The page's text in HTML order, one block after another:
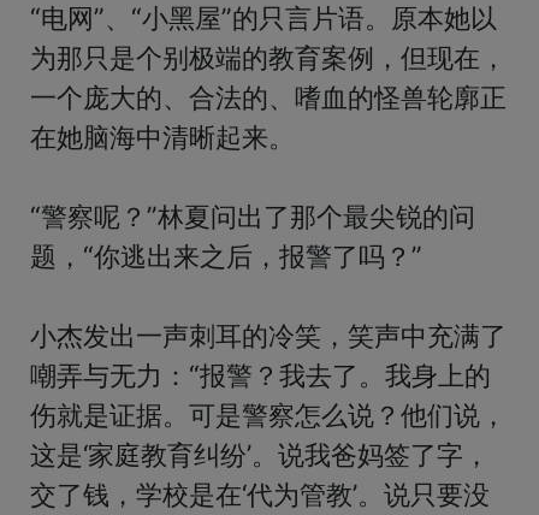
“电网”、“小黑屋”的只言片语。原本她以
为那只是个别极端的教育案例，但现在，
一个庞大的、合法的、嗜血的怪兽轮廓正
在她脑海中清晰起来。
“警察呢？”林夏问出了那个最尖锐的问
题，“你逃出来之后，报警了吗？”
小杰发出一声刺耳的冷笑，笑声中充满了
嘲弄与无力：“报警？我去了。我身上的
伤就是证据。可是警察怎么说？他们说，
这是‘家庭教育纠纷’。说我爸妈签了字，
交了钱，学校是在‘代为管教’。说只要没